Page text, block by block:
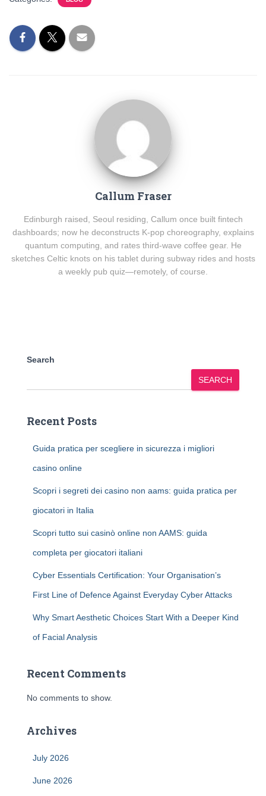
Callum Fraser
Edinburgh raised, Seoul residing, Callum once built fintech
dashboards; now he deconstructs K-pop choreography, explains
quantum computing, and rates third-wave coffee gear. He
sketches Celtic knots on his tablet during subway rides and hosts
a weekly pub quiz—remotely, of course.
Search
SEARCH
Recent Posts
Guida pratica per scegliere in sicurezza i migliori
casino online
Scopri i segreti dei casino non aams: guida pratica per
giocatori in Italia
Scopri tutto sui casinò online non AAMS: guida
completa per giocatori italiani
Cyber Essentials Certification: Your Organisation’s
First Line of Defence Against Everyday Cyber Attacks
Why Smart Aesthetic Choices Start With a Deeper Kind
of Facial Analysis
Recent Comments
No comments to show.
Archives
July 2026
June 2026